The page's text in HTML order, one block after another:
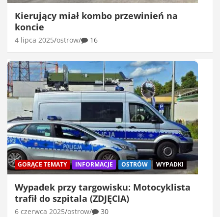
Kierujący miał kombo przewinień na
koncie
4 lipca 2025 ostrow 16
GORĄCE TEMATY INFORMACJE OSTRÓW WYPADKI
Wypadek przy targowisku: Motocyklista
trafił do szpitala (ZDJĘCIA)
6 czerwca 2025 ostrow 30